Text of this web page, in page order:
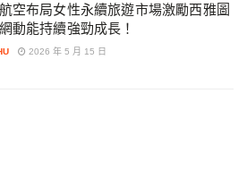
空布局女性永續旅遊市場激勵西雅圖
動能持續強勁成長！
2026 年 5 月 15 日